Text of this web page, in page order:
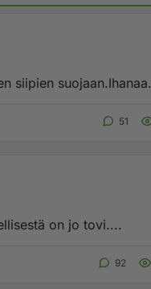
siipien
51
on jo tovi....
92